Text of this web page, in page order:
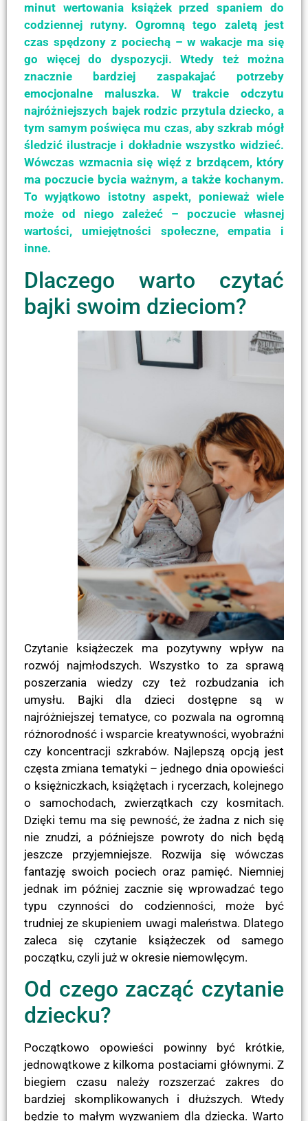
minut wertowania książek przed spaniem do
codziennej rutyny. Ogromną tego zaletą jest
czas spędzony z pociechą – w wakacje ma się
go więcej do dyspozycji. Wtedy też można
znacznie bardziej zaspakajać potrzeby
emocjonalne maluszka. W trakcie odczytu
najróżniejszych bajek rodzic przytula dziecko, a
tym samym poświęca mu czas, aby szkrab mógł
śledzić ilustracje i dokładnie wszystko widzieć.
Wówczas wzmacnia się więź z brzdącem, który
ma poczucie bycia ważnym, a także kochanym.
To wyjątkowo istotny aspekt, ponieważ wiele
może od niego zależeć – poczucie własnej
wartości, umiejętności społeczne, empatia i
inne.
Dlaczego warto czytać
bajki swoim dzieciom?
Czytanie książeczek ma pozytywny wpływ na
rozwój najmłodszych. Wszystko to za sprawą
poszerzania wiedzy czy też rozbudzania ich
umysłu. Bajki dla dzieci dostępne są w
najróżniejszej tematyce, co pozwala na ogromną
różnorodność i wsparcie kreatywności, wyobraźni
czy koncentracji szkrabów. Najlepszą opcją jest
częsta zmiana tematyki – jednego dnia opowieści
o księżniczkach, książętach i rycerzach, kolejnego
o samochodach, zwierzątkach czy kosmitach.
Dzięki temu ma się pewność, że żadna z nich się
nie znudzi, a późniejsze powroty do nich będą
jeszcze przyjemniejsze. Rozwija się wówczas
fantazję swoich pociech oraz pamięć. Niemniej
jednak im później zacznie się wprowadzać tego
typu czynności do codzienności, może być
trudniej ze skupieniem uwagi maleństwa. Dlatego
zaleca się czytanie książeczek od samego
początku, czyli już w okresie niemowlęcym.
Od czego zacząć czytanie
dziecku?
Początkowo opowieści powinny być krótkie,
jednowątkowe z kilkoma postaciami głównymi. Z
biegiem czasu należy rozszerzać zakres do
bardziej skomplikowanych i dłuższych. Wtedy
będzie to małym wyzwaniem dla dziecka. Warto